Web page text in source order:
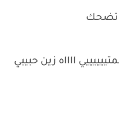
تضحك
ااااه زين حبيبي